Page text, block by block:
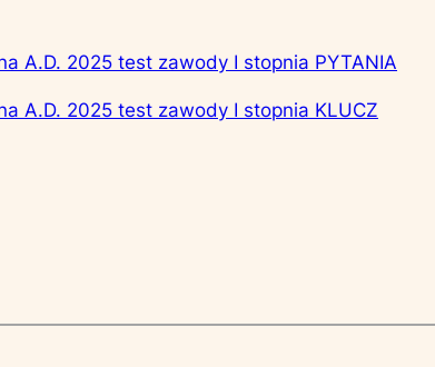
A.D. 2025 test zawody I stopnia PYTANIA
A.D. 2025 test zawody I stopnia KLUCZ